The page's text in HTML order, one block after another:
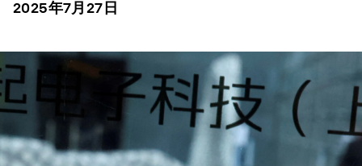
2025年7月27日